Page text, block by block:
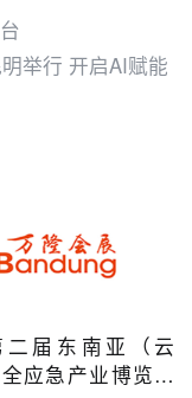
举行 开启AI赋能
二届东南亚（云
应急产业博览会